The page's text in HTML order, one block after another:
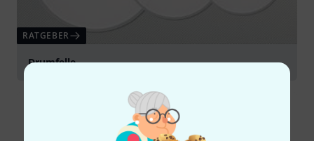
RATGEBER
Drumfelle